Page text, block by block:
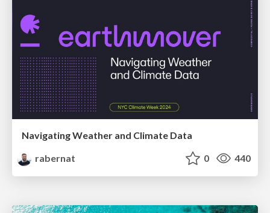
Navigating Weather and Climate Data
rabernat
0 440